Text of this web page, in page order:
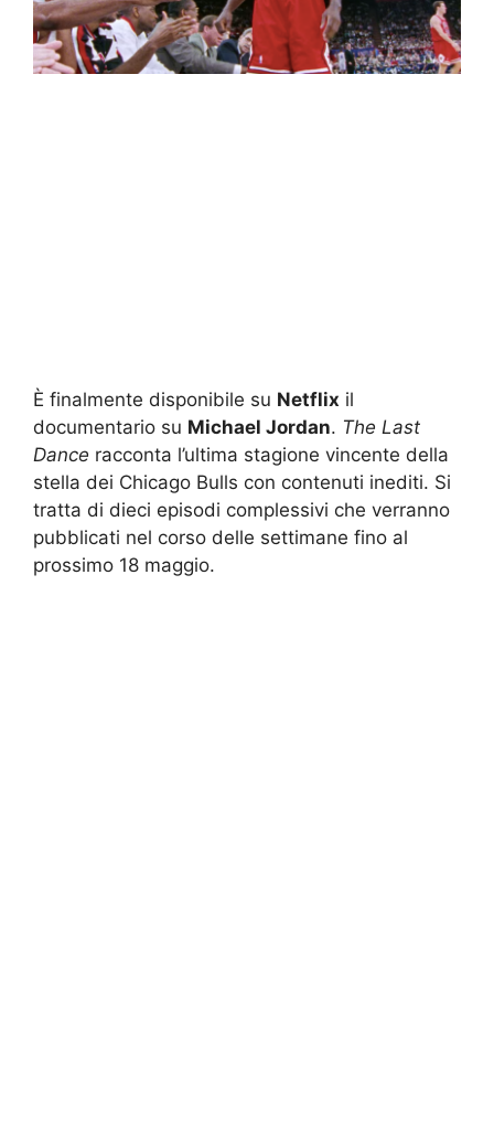
È finalmente disponibile su Netflix il
documentario su Michael Jordan. The Last
Dance racconta l’ultima stagione vincente della
stella dei Chicago Bulls con contenuti inediti. Si
tratta di dieci episodi complessivi che verranno
pubblicati nel corso delle settimane fino al
prossimo 18 maggio.